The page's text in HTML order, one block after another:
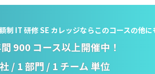
制 IT 研修 SE カレッジならこのコースの他に
900 コース以上開催中！
/ 1 部門 / 1 チーム 単位